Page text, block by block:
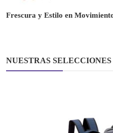
Frescura y Estilo en
NUESTRAS SELECCIONES